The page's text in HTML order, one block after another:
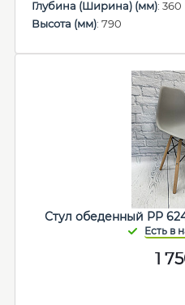
Глубина (Ширина) (мм): 360
Высота (мм): 790
Стул обеденный PP
1